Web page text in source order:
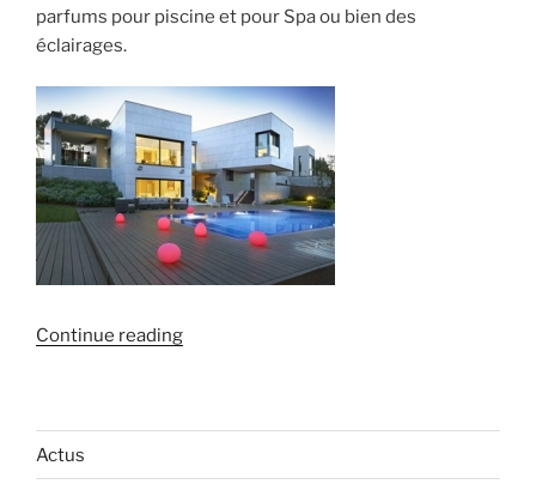
parfums pour piscine et pour Spa ou bien des
éclairages.
Continue reading« Créez
chaleureuse
Actus